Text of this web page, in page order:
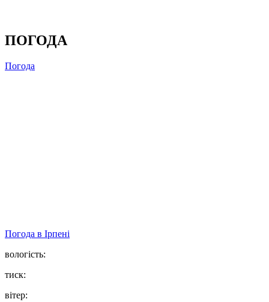
ПОГОДА
Погода
Погода в Ірпені
вологість:
тиск:
вітер: